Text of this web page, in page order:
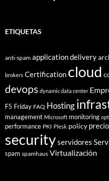
ETIQUETAS
anti-spam application delivery
brokers Certification cloud
devops dynamic data center
F5 Friday FAQ Hosting
management Microsoft monitoring
performance PKI Plesk policy precio
securityservidores
spam spamhaus Virtualización